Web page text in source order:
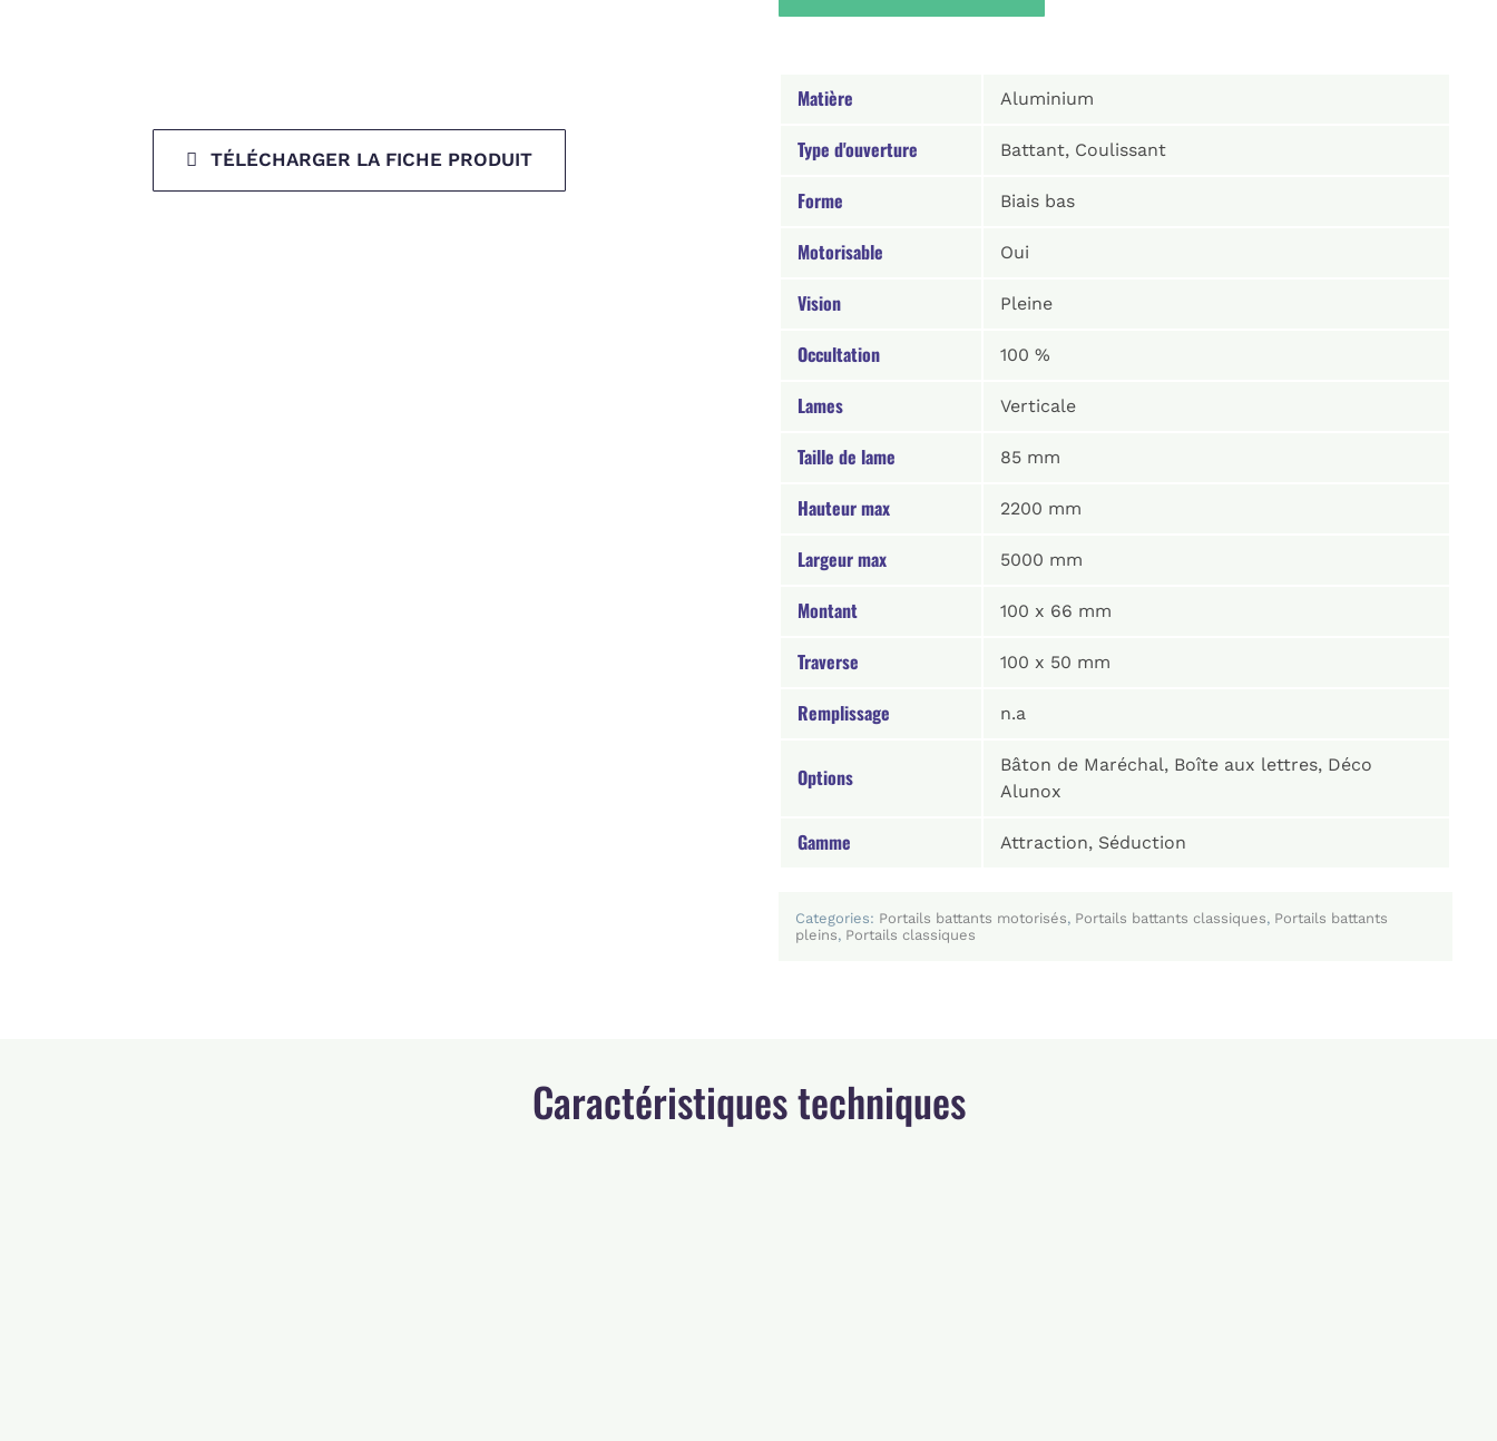
TÉLÉCHARGER LA FICHE PRODUIT
Matière Aluminium
Type d'ouverture Battant, Coulissant
Forme Biais bas
Motorisable Oui
Vision Pleine
Occultation 100 %
Lames Verticale
Taille de lame 85 mm
Hauteur max 2200 mm
Largeur max 5000 mm
Montant 100 x 66 mm
Traverse 100 x 50 mm
Remplissage n.a
Options
Bâton de Maréchal, Boîte aux lettres, Déco
Alunox
Gamme Attraction, Séduction
Categories: Portails battants motorisés, Portails battants classiques, Portails battants
pleins, Portails classiques
Caractéristiques techniques